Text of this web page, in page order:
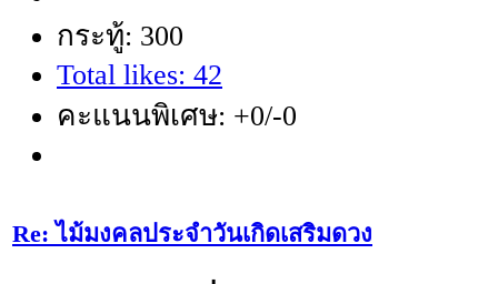
กระทู้: 300
Total likes: 42
คะแนนพิเศษ: +0/-0
Re: ไม้มงคลประจำวันเกิดเสริมดวง